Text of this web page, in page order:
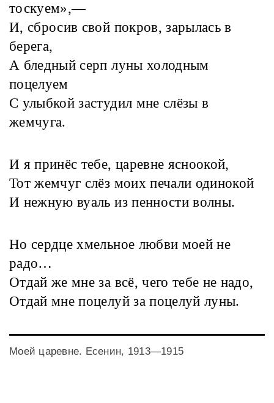
тоскуем»,—
И, сбросив свой покров, зарылась в
берега,
А бледный серп луны холодным
поцелуем
С улыбкой застудил мне слёзы в
жемчуга.
И я принёс тебе, царевне ясноокой,
Тот жемчуг слёз моих печали одинокой
И нежную вуаль из пенности волны.
Но сердце хмельное любви моей не
радо…
Отдай же мне за всё, чего тебе не надо,
Отдай мне поцелуй за поцелуй луны.
Моей царевне. Есенин, 1913—1915